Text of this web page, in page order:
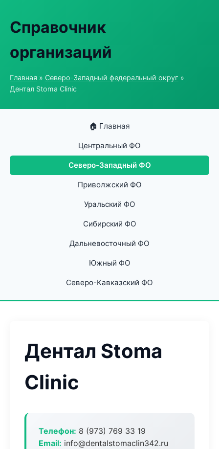
Справочник
организаций
Главная » Северо-Западный федеральный округ »
Дентал Stoma Clinic
🏠 Главная
Центральный ФО
Северо-Западный ФО
Приволжский ФО
Уральский ФО
Сибирский ФО
Дальневосточный ФО
Южный ФО
Северо-Кавказский ФО
Дентал Stoma
Clinic
Телефон: 8 (973) 769 33 19
Email: info@dentalstomaclin342.ru